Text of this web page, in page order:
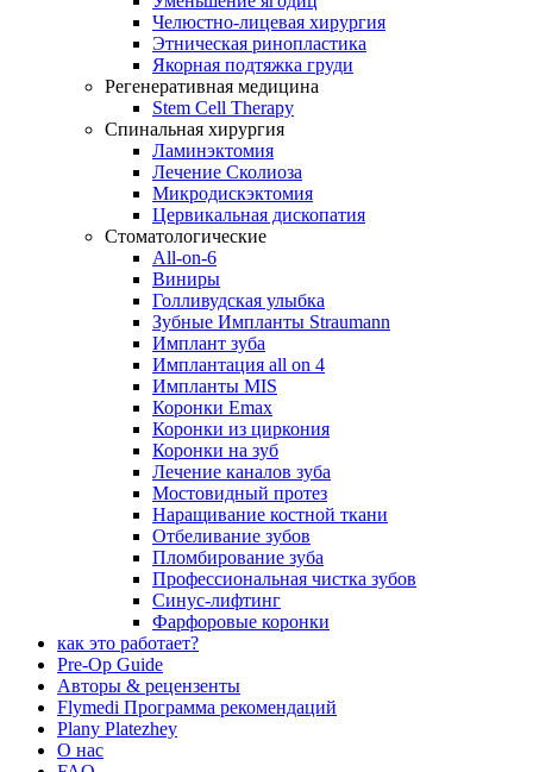
Челюстно-лицевая хирургия
Этническая ринопластика
Якорная подтяжка груди
Регенеративная медицина
Stem Cell Therapy
Спинальная хирургия
Ламинэктомия
Лечение Сколиоза
Микродискэктомия
Цервикальная дископатия
Стоматологические
All-on-6
Виниры
Голливудская улыбка
Зубные Импланты Straumann
Имплант зуба
Имплантация all on 4
Импланты MIS
Коронки Emax
Коронки из циркония
Коронки на зуб
Лечение каналов зуба
Мостовидный протез
Наращивание костной ткани
Отбеливание зубов
Пломбирование зуба
Профессиональная чистка зубов
Синус-лифтинг
Фарфоровые коронки
как это работает?
Pre-Op Guide
Авторы & рецензенты
Flymedi Программа рекомендаций
Plany Platezhey
О нас